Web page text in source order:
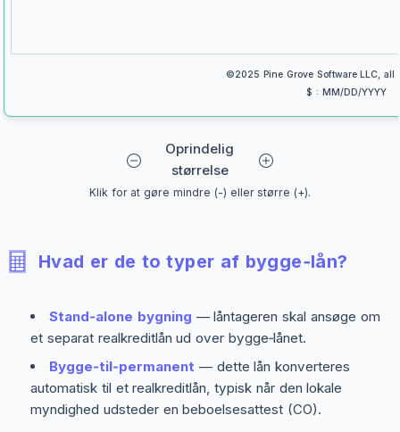
©2025 Pine Grove Software LLC, all
$ : MM/DD/YYYY
Oprindelig
størrelse
Klik for at gøre mindre (-) eller større (+).
Hvad er de to typer af bygge‑lån?
Stand‑alone bygning — låntageren skal ansøge om
et separat realkreditlån ud over bygge‑lånet.
Bygge‑til‑permanent — dette lån konverteres
automatisk til et realkreditlån, typisk når den lokale
myndighed udsteder en beboelsesattest (CO).